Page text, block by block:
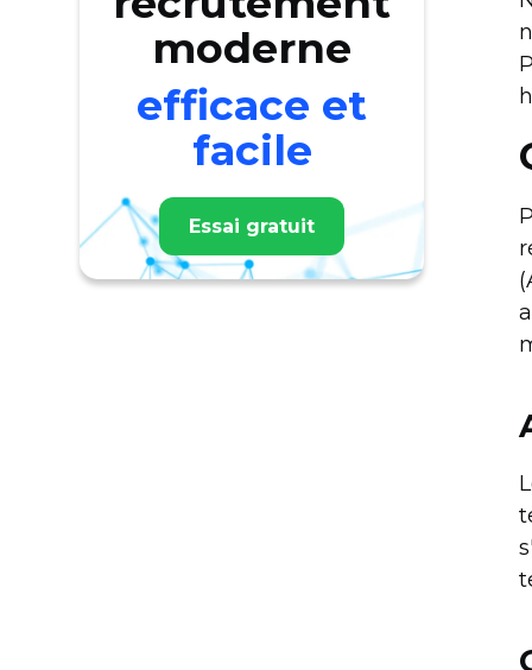
moderne
efficace et
facile
Essai gratuit